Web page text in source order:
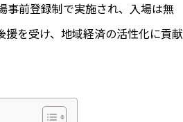
事前登録制で実施され、入場は無
を受け、地域経済の活性化に貢献